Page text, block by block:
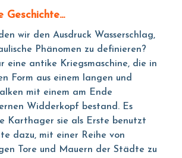
Geschichte...
wir den Ausdruck Wasserschlag,
Phänomen zu definieren?
eine antike Kriegsmaschine, die in
Form aus einem langen und
mit einem am Ende
Widderkopf bestand. Es
Karthager sie als Erste benutzt
dazu, mit einer Reihe von
Tore und Mauern der Städte zu